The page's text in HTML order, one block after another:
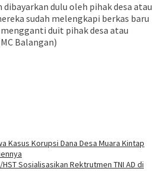
dulu oleh pihak desa atau
sudah melengkapi berkas baru
duit pihak desa atau
Balangan)
Kasus Korupsi Dana Desa Muara Kintap
Sosialisasikan Rektrutmen TNI AD di